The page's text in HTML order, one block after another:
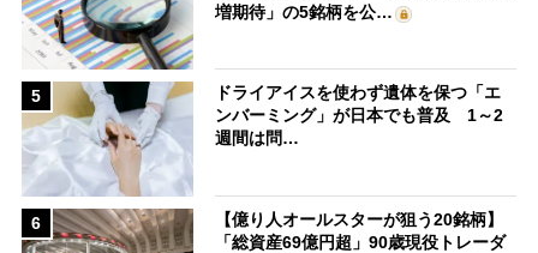
増期待」の5銘柄を公…
5
ドライアイスを使わず遺体を保つ「エ
ンバーミング」が日本でも普及 1～2
週間は問…
6
【億り人オールスターが狙う20銘柄】
「総資産69億円超」90歳現役トレーダ